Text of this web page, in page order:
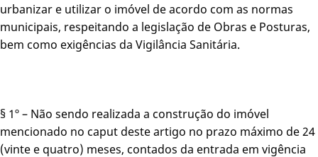
urbanizar e utilizar o imóvel de acordo com as normas
municipais, respeitando a legislação de Obras e Posturas,
bem como exigências da Vigilância Sanitária.
§ 1º – Não sendo realizada a construção do imóvel
mencionado no caput deste artigo no prazo máximo de 24
(vinte e quatro) meses, contados da entrada em vigência